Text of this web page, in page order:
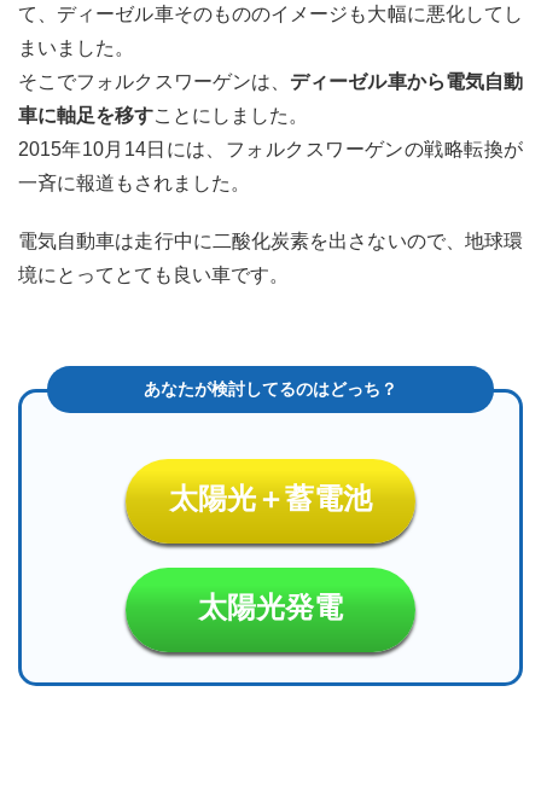
太陽
光発
電と
組み
合わ
せる
こと
で、
コカ
ーに
め
て、ディーゼル車そのもののイメージも大幅に悪化してし
まいました。
そこでフォルクスワーゲンは、 ディーゼル車から電気自動
車に軸足を移すことにしました。
2015年10月14日には、フォルクスワーゲンの戦略転換が
一斉に報道もされました。
電気自動車は走行中に二酸化炭素を出さないので、地球環
境にとってとても良い車です。
太陽光＋蓄電池
太陽光発電